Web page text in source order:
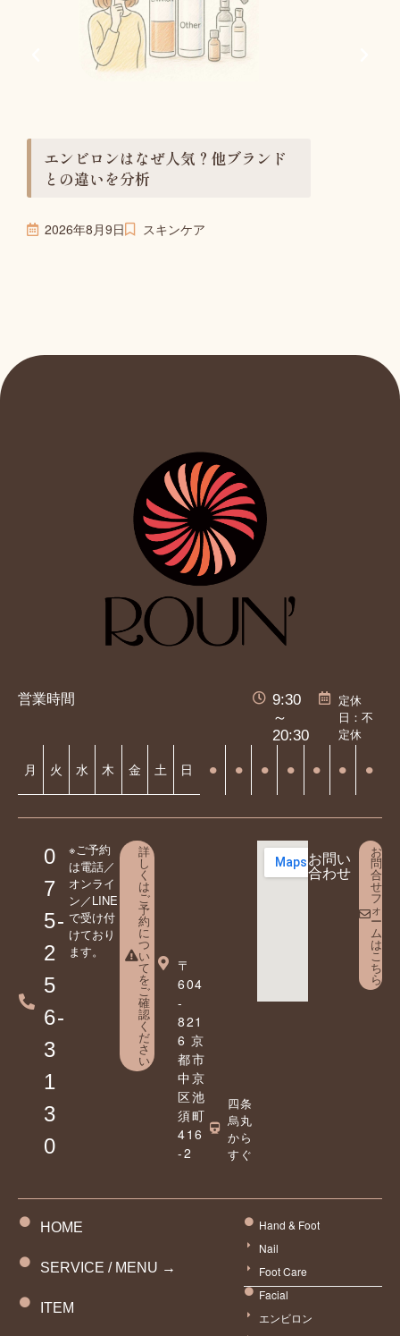
エンビロンはなぜ人気？他ブランド
との違いを分析
2026年8月9日 スキンケア
営業時間
9:30
～
20:30
定休
日：不
定休
月 火 水 木 金 土 日 ⚫︎ ⚫︎ ⚫︎ ⚫︎ ⚫︎ ⚫︎ ⚫︎
0
7
5-
2
5
6-
3
1
3
0
※ご予約
は電話／
オンライ
ン／LINE
で受け付
けており
ます。
詳
し
く
は
ご
予
約
に
つ
い
て
を
ご
確
認
く
だ
さ
い
〒
604
-
821
6 京
都市
中京
区池
須町
416
-2
四条
烏丸
から
すぐ
お問い
合わせ
お
問
合
せ
フ
ォ
ー
ム
は
こ
ち
ら
HOME
SERVICE / MENU →
ITEM
Hand & Foot
Nail
Foot Care
Facial
エンビロン